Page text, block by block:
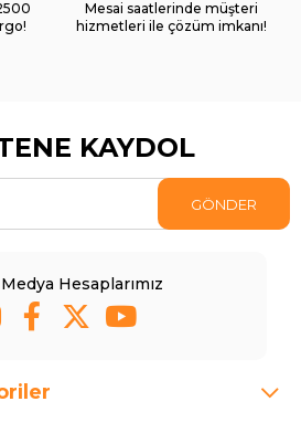
Mesai saatlerinde müşteri
hizmetleri ile çözüm imkanı!
KAYDOL
GÖNDER
Hesaplarımız